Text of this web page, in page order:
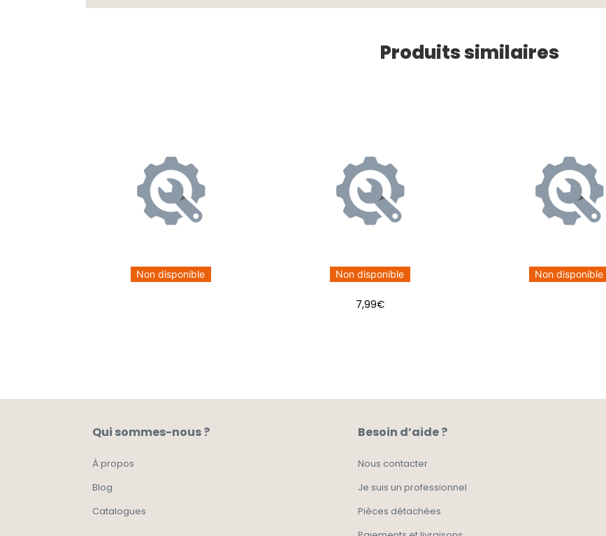
Produits similaires
Non disponible Non disponible
7,99€
Non disponible
Qui sommes-nous ?
À propos
Blog
Catalogues
Besoin d’aide ?
Nous contacter
Je suis un professionnel
Pièces détachées